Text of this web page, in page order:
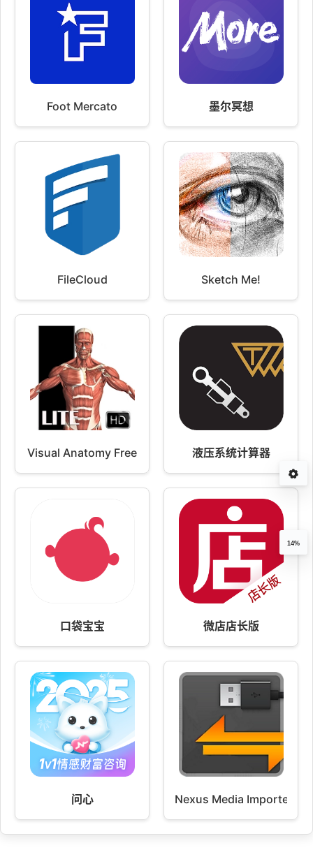
Foot Mercato 墨尔冥想
FileCloud Sketch Me!
Visual Anatomy Free 液压系统计算器
口袋宝宝 微店店长版
问心 Nexus Media Importer
14%